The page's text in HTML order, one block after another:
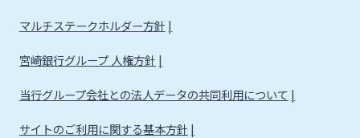
マルチステークホルダー方針
宮崎銀行グループ 人権方針
当行グループ会社との法人データの共同利用について
サイトのご利用に関する基本方針